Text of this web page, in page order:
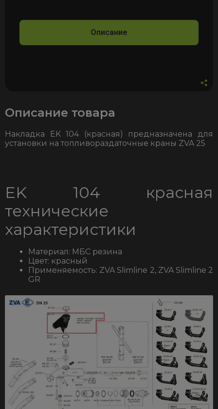
Описание
Описание товара
Накладка EK 104 (красная) предназначена для
установки на топливораздаточные краны ZVA 25
EK 104 красная
технические
характеристики
Материал: МБС резина
Цвет: красный
Применяемость: ZVA Slimline 2, ZVA Slimline 2
GR